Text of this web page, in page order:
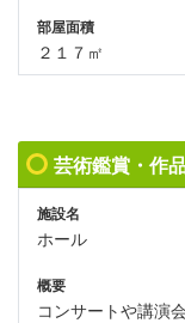
部屋面積
２１７㎡
芸術鑑賞・作
施設名
ホール
概要
コンサートや講演